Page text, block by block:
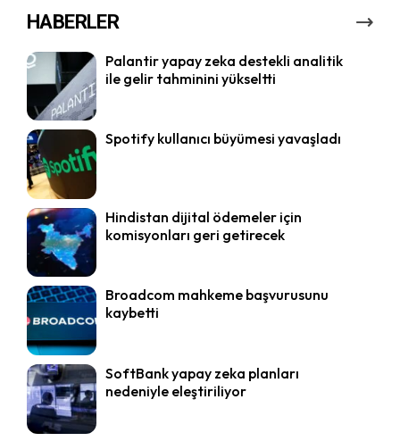
HABERLER
Palantir yapay zeka destekli analitik
ile gelir tahminini yükseltti
Spotify kullanıcı büyümesi yavaşladı
Hindistan dijital ödemeler için
komisyonları geri getirecek
Broadcom mahkeme başvurusunu
kaybetti
SoftBank yapay zeka planları
nedeniyle eleştiriliyor